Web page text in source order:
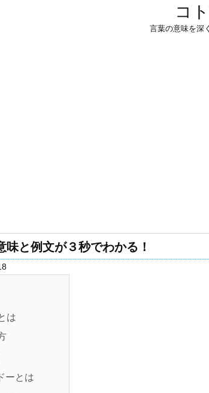
コ
言葉の意味を深
味と例文が３秒でわかる！
は
ーとは